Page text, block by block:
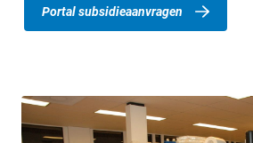
Portal subsidieaanvragen